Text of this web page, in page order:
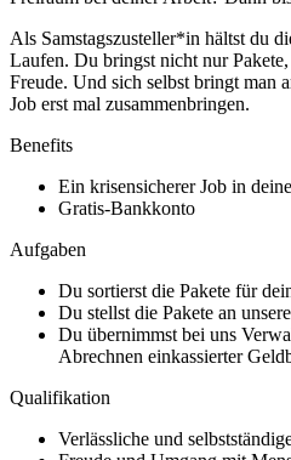
Als Samstagszusteller*in hältst du
Laufen. Du bringst nicht nur
Freude. Und sich selbst bringt man
Job erst mal zusammenbringen.
Benefits
Ein krisensicherer Job in
Gratis-Bankkonto
Aufgaben
Du sortierst die Pakete für
Du stellst die Pakete an
Du übernimmst bei uns
Abrechnen einkassierter
Qualifikation
Verlässliche und